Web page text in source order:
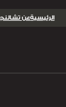
الرئيسيةعن